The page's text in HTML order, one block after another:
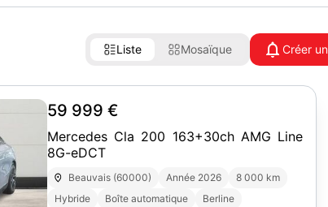
Liste Mosaïque Créer
59 999 €
Mercedes Cla 200 163+30ch AMG Line
8G-eDCT
Beauvais (60000) Année 2026
8 000 km
Hybride
Boîte automatique Berline